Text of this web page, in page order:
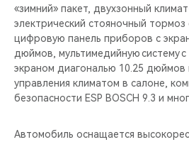
«зимний» пакет, двухзонный
электрический стояночный
цифровую панель приборов с
дюймов, мультимедийную систему
экраном диагональю 10.25 дюймов
управления климатом в салоне,
безопасности ESP BOSCH 9.3 и
Автомобиль оснащается